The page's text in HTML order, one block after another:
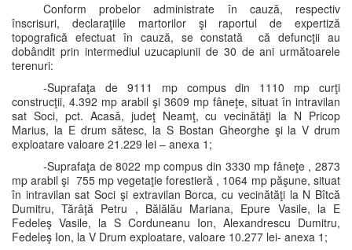
Conform probelor administrate în cauză, respectiv
înscrisuri, declaraţiile martorilor şi raportul de expertiză
topografică efectuat în cauză, se constată că defuncţii au
dobândit prin intermediul uzucapiunii de 30 de ani următoarele
terenuri:
-Suprafaţa de 9111 mp compus din 1110 mp curţi
construcţii, 4.392 mp arabil şi 3609 mp fâneţe, situat în intravilan
sat Soci, pct. Acasă, judeţ Neamţ, cu vecinătăţi la N Pricop
Marius, la E drum sătesc, la S Bostan Gheorghe şi la V drum
exploatare valoare 21.229 lei – anexa 1;
-Suprafaţa de 8022 mp compus din 3330 mp fâneţe , 2873
mp arabil şi 755 mp vegetaţie forestieră , 1064 mp păşune, situat
în intravilan sat Soci şi extravilan Borca, cu vecinătăţi la N Bîtcă
Dumitru, Tărâţă Petru , Bălălău Mariana, Epure Vasile, la E
Fedeleş Vasile, la S Corduneanu Ion, Alexandrescu Dumitru,
Fedeleş Ion, la V Drum exploatare, valoare 10.277 lei- anexa 1;